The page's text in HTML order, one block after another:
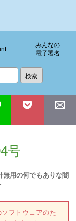
みんなの
電子署名
号
無用の何でもありな闇
フトウェアのた